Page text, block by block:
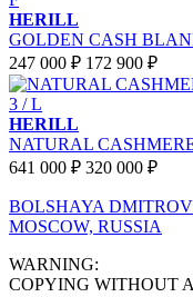
HERILL
GOLDEN CASH
247 000 ₽ 172 900 ₽
3 / L
HERILL
NATURAL
641 000 ₽ 320 000 ₽
BOLSHAYA
MOSCOW, RUSSIA
WARNING:
COPYING WITHOUT